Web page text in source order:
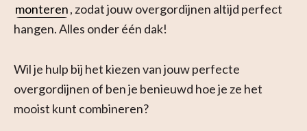
monteren, zodat jouw overgordijnen altijd perfect
hangen. Alles onder één dak!
Wil je hulp bij het kiezen van jouw perfecte
overgordijnen of ben je benieuwd hoe je ze het
mooist kunt combineren?